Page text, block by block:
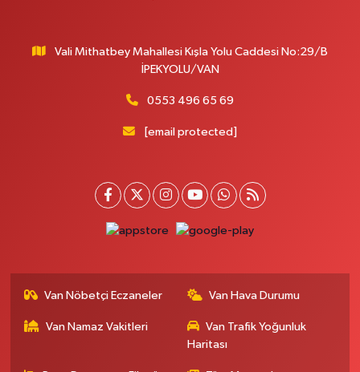
Yenı Derman Eczanesi
Akdamar Hastanesi Acil yanı. İpekyolu. Hatuniye mahallesi terzioğlu, Eski
Yol Tarifi Al
Kışla Mah.Çınarlı Cad.1038 Sk.No:93 3-4
0 (432) 354 37 36 Yol Tarifi Al
Vali Mithatbey Mahallesi Kışla Yolu Caddesi No:29/B
İPEKYOLU/VAN
0553 496 65 69
[email protected]
Van Nöbetçi Eczaneler Van Hava Durumu
Van Namaz Vakitleri
Van Trafik Yoğunluk
Haritası